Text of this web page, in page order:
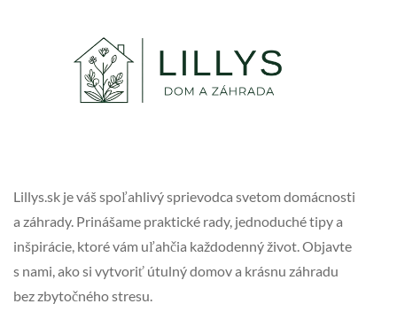
Lillys.sk je váš spoľahlivý sprievodca svetom domácnosti
a záhrady. Prinášame praktické rady, jednoduché tipy a
inšpirácie, ktoré vám uľahčia každodenný život. Objavte
s nami, ako si vytvoriť útulný domov a krásnu záhradu
bez zbytočného stresu.